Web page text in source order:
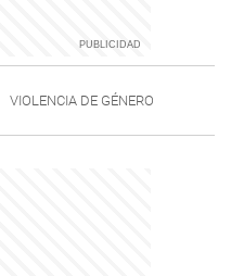
VIOLENCIA DE GÉNERO